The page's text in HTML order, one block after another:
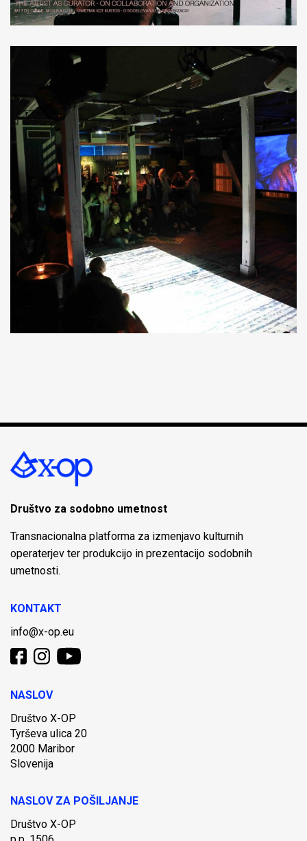
Društvo za sodobno umetnost
Transnacionalna platforma za izmenjavo kulturnih
operaterjev ter produkcijo in prezentacijo sodobnih
umetnosti.
KONTAKT
info@x-op.eu
NASLOV
Društvo X-OP
Tyrševa ulica 20
2000 Maribor
Slovenija
NASLOV ZA POŠILJANJE
Društvo X-OP